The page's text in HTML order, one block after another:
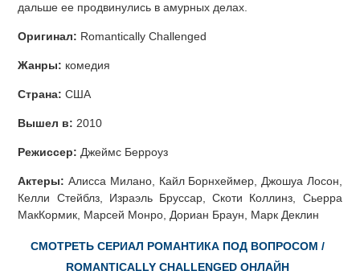
дальше ее продвинулись в амурных делах.
Оригинал: Romantically Challenged
Жанры: комедия
Страна: США
Вышел в: 2010
Режиссер: Джеймс Берроуз
Актеры: Алисса Милано, Кайл Борнхеймер, Джошуа Лосон,
Келли Стейблз, Израэль Бруссар, Скоти Коллинз, Сьерра
МакКормик, Марсей Монро, Дориан Браун, Марк Деклин
СМОТРЕТЬ СЕРИАЛ РОМАНТИКА ПОД ВОПРОСОМ /
ROMANTICALLY CHALLENGED ОНЛАЙН